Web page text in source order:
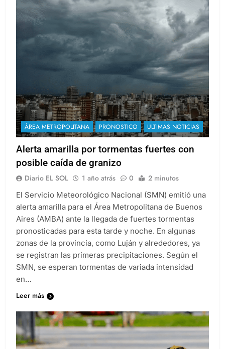
ÁREA METROPOLITANA PRONOSTICO ULTIMAS NOTICIAS
Alerta amarilla por tormentas fuertes con
posible caída de granizo
Diario EL SOL 1 año atrás 0 2 minutos
El Servicio Meteorológico Nacional (SMN) emitió una
alerta amarilla para el Área Metropolitana de Buenos
Aires (AMBA) ante la llegada de fuertes tormentas
pronosticadas para esta tarde y noche. En algunas
zonas de la provincia, como Luján y alrededores, ya
se registran las primeras precipitaciones. Según el
SMN, se esperan tormentas de variada intensidad
en…
Leer más